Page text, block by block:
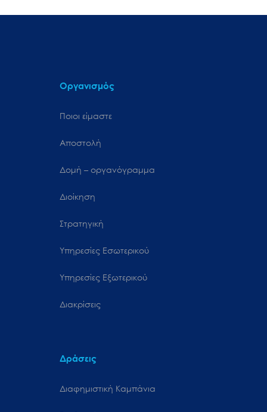
Οργανισμός
Ποιοι είμαστε
Αποστολή
Δομή – οργανόγραμμα
Διοίκηση
Στρατηγική
Υπηρεσίες Εσωτερικού
Υπηρεσίες Εξωτερικού
Διακρίσεις
Δράσεις
Διαφημιστική Καμπάνια